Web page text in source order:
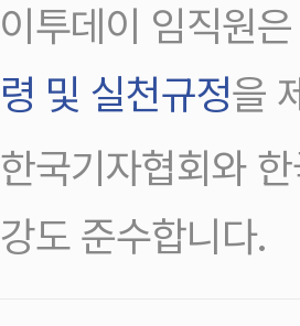
이투데이 임직원
령 및 실천규정을
한국기자협회와
강도 준수합니다.